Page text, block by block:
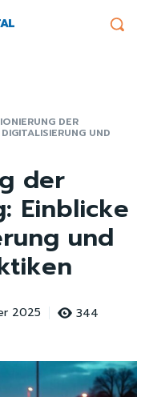
DER
UND
der
Einblicke
und
2025 344